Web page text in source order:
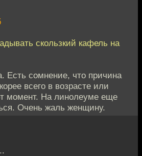
скользкий кафель на
Есть сомнение, что причина
всего в возрасте или
момент. На линолеуме еще
Очень жаль женщину.